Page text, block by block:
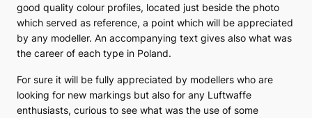
good quality colour profiles, located just beside the photo
which served as reference, a point which will be appreciated
by any modeller. An accompanying text gives also what was
the career of each type in Poland.
For sure it will be fully appreciated by modellers who are
looking for new markings but also for any Luftwaffe
enthusiasts, curious to see what was the use of some